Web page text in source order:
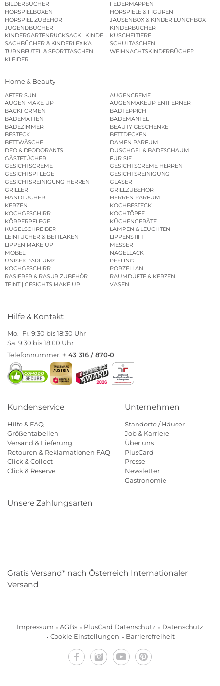
BILDERBÜCHER
FEDERMAPPEN
HÖRSPIELBOXEN
HÖRSPIELE & FIGUREN
HÖRSPIEL ZUBEHÖR
JAUSENBOX & KINDER LUNCHBOX
JUGENDBÜCHER
KINDERBÜCHER
KINDERGARTENRUCKSACK | KINDERGARTENBEUTEL
KUSCHELTIERE
SACHBÜCHER & KINDERLEXIKA
SCHULTASCHEN
TURNBEUTEL & SPORTTASCHEN
WEIHNACHTSKINDERBÜCHER
KLEIDER
Home & Beauty
AFTER SUN
AUGENCREME
AUGEN MAKE UP
AUGENMAKEUP ENTFERNER
BACKFORMEN
BADTEPPICH
BADEMATTEN
BADEMÄNTEL
BADEZIMMER
BEAUTY GESCHENKE
BESTECK
BETTDECKEN
BETTWÄSCHE
DAMEN PARFUM
DEO & DEODORANTS
DUSCHGEL & BADESCHAUM
GÄSTETÜCHER
FÜR SIE
GESICHTSCREME
GESICHTSCREME HERREN
GESICHTSPFLEGE
GESICHTSREINIGUNG
GESICHTSREINIGUNG HERREN
GLÄSER
GRILLER
GRILLZUBEHÖR
HANDTÜCHER
HERREN PARFUM
KERZEN
KOCHBESTECK
KOCHGESCHIRR
KOCHTÖPFE
KÖRPERPFLEGE
KÜCHENGERÄTE
KUGELSCHREIBER
LAMPEN & LEUCHTEN
LEINTÜCHER & BETTLAKEN
LIPPENSTIFT
LIPPEN MAKE UP
MESSER
MÖBEL
NAGELLACK
UNISEX PARFUMS
PEELING
KOCHGESCHIRR
PORZELLAN
RASIERER & RASUR ZUBEHÖR
RAUMDÜFTE & KERZEN
TEINT | GESICHTS MAKE UP
VASEN
Hilfe & Kontakt
Mo.–Fr. 9:30 bis 18:30 Uhr
Sa. 9:30 bis 18:00 Uhr
Telefonnummer: + 43 316 / 870-0
Kundenservice
Hilfe & FAQ
Größentabellen
Versand & Lieferung
Retouren & Reklamationen FAQ
Click & Collect
Click & Reserve
Unternehmen
Standorte / Häuser
Job & Karriere
Über uns
PlusCard
Presse
Newsletter
Gastronomie
Unsere Zahlungsarten
Gratis Versand* nach Österreich Internationaler
Versand
Impressum AGBs PlusCard Datenschutz
Datenschutz
Cookie Einstellungen
Barrierefreiheit